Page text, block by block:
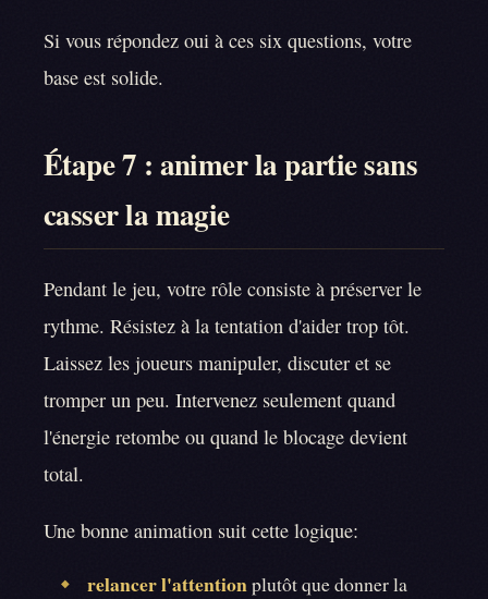
Si vous répondez oui à ces six questions, votre
base est solide.
Étape 7 : animer la partie sans
casser la magie
Pendant le jeu, votre rôle consiste à préserver le
rythme. Résistez à la tentation d'aider trop tôt.
Laissez les joueurs manipuler, discuter et se
tromper un peu. Intervenez seulement quand
l'énergie retombe ou quand le blocage devient
total.
Une bonne animation suit cette logique:
◆ relancer l'attentionplutôt que donner la